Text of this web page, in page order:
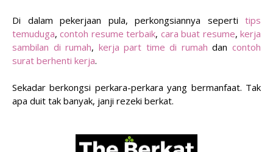
Di dalam pekerjaan pula, perkongsiannya seperti tips
temuduga,contoh resume terbaik, cara buat resume,kerja
sambilan di rumah, kerja part time di rumah dancontoh
surat berhenti kerja.
Sekadar berkongsi perkara-perkara yang bermanfaat. Tak
apa duit tak banyak, janji rezeki berkat.